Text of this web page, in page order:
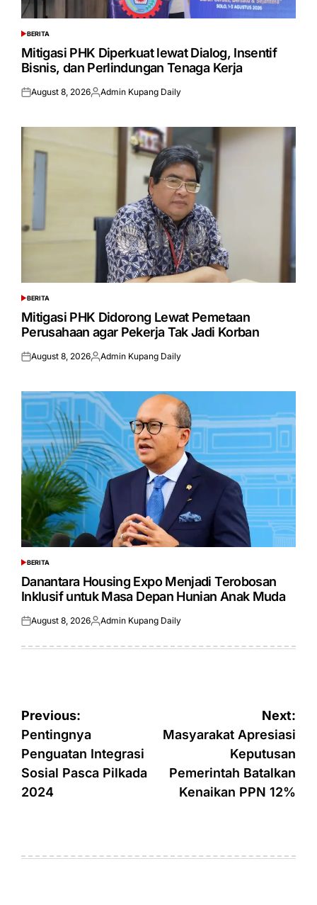
POSTED
IN
BERITA
Mitigasi PHK Diperkuat lewat Dialog, Insentif
Bisnis, dan Perlindungan Tenaga Kerja
Posted
August 8, 2026Posted
Admin Kupang Daily
POSTED
IN
BERITA
Mitigasi PHK Didorong Lewat Pemetaan
Perusahaan agar Pekerja Tak Jadi Korban
Posted
August 8, 2026Posted
Admin Kupang Daily
POSTED
IN
BERITA
Danantara Housing Expo Menjadi Terobosan
Inklusif untuk Masa Depan Hunian Anak Muda
Posted
August 8, 2026Posted
Admin Kupang Daily
Post
navigation
Previous:
Pentingnya
Penguatan Integrasi
Sosial Pasca Pilkada
2024
Next:
Masyarakat Apresiasi
Keputusan
Pemerintah Batalkan
Kenaikan PPN 12%